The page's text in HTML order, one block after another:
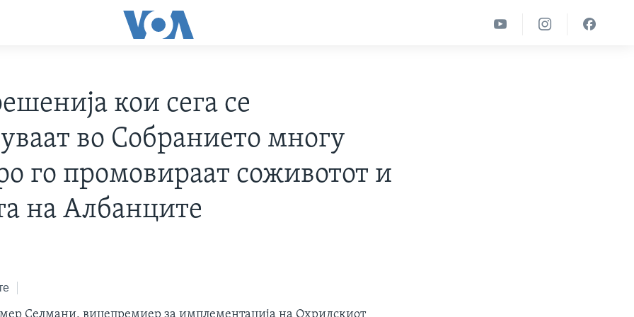
кои сега се
во Собранието многу
го промовираат соживотот и
на Албанците